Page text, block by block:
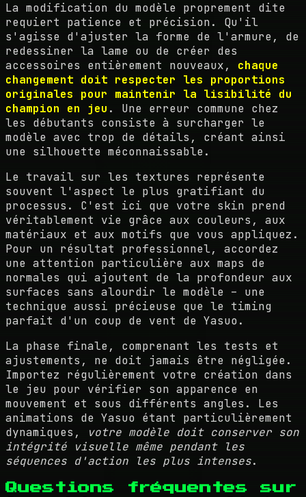
La modification du modèle proprement dite
requiert patience et précision. Qu'il
s'agisse d'ajuster la forme de l'armure, de
redessiner la lame ou de créer des
accessoires entièrement nouveaux, chaque
changement doit respecter les proportions
originales pour maintenir la lisibilité du
champion en jeu . Une erreur commune chez
les débutants consiste à surcharger le
modèle avec trop de détails, créant ainsi
une silhouette méconnaissable.
Le travail sur les textures représente
souvent l'aspect le plus gratifiant du
processus. C'est ici que votre skin prend
véritablement vie grâce aux couleurs, aux
matériaux et aux motifs que vous appliquez.
Pour un résultat professionnel, accordez
une attention particulière aux maps de
normales qui ajoutent de la profondeur aux
surfaces sans alourdir le modèle – une
technique aussi précieuse que le timing
parfait d'un coup de vent de Yasuo.
La phase finale, comprenant les tests et
ajustements, ne doit jamais être négligée.
Importez régulièrement votre création dans
le jeu pour vérifier son apparence en
mouvement et sous différents angles. Les
animations de Yasuo étant particulièrement
dynamiques,
votre modèle doit conserver son
intégrité visuelle même pendant les
séquences d'action les plus intenses.
Questions fréquentes sur